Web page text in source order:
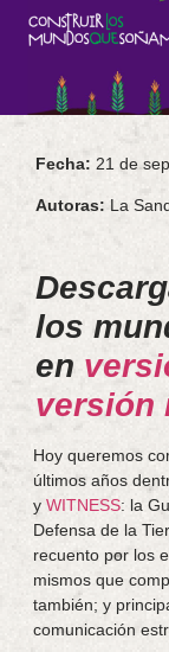
Fecha: 21 de
Autoras: La
los
en
versión
Hoy queremos
últimos años
y WITNESS: la
Defensa de la
recuento por los
mismos que
también; y
comunicación